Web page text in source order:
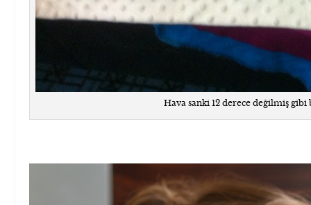
Hava sanki 12 derece değilmiş gibi